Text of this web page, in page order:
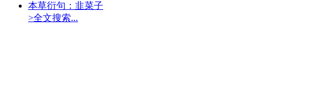
本草衍句：韭菜子
>全文搜索...